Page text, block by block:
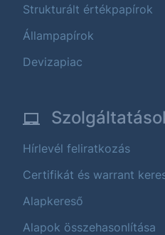
Strukturált értékpapírok
Állampapírok
Devizapiac
Hírlevél feliratkozás
Certifikát és warrant
Alapkereső
Alapok összehasonlítása